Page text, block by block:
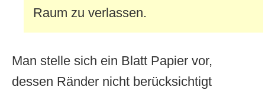
Raum zu verlassen.
Man stelle sich ein Blatt Papier vor,
dessen Ränder nicht berücksichtigt